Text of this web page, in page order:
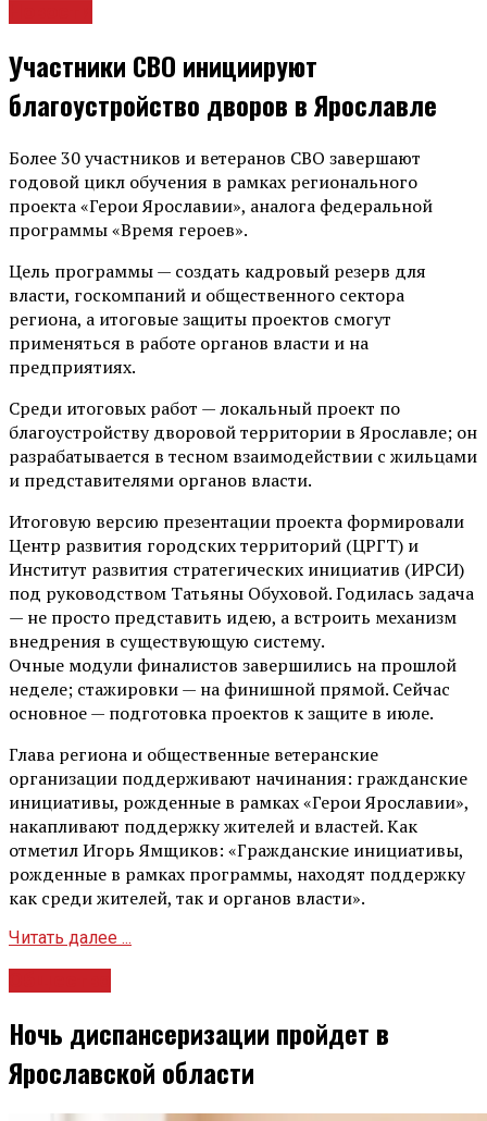
Участники СВО инициируют
благоустройство дворов в Ярославле
Более 30 участников и ветеранов СВО завершают
годовой цикл обучения в рамках регионального
проекта «Герои Ярославии», аналога федеральной
программы «Время героев».
Цель программы — создать кадровый резерв для
власти, госкомпаний и общественного сектора
региона, а итоговые защиты проектов смогут
применяться в работе органов власти и на
предприятиях.
Среди итоговых работ — локальный проект по
благоустройству дворовой территории в Ярославле; он
разрабатывается в тесном взаимодействии с жильцами
и представителями органов власти.
Итоговую версию презентации проекта формировали
Центр развития городских территорий (ЦРГТ) и
Институт развития стратегических инициатив (ИРСИ)
под руководством Татьяны Обуховой. Годилась задача
— не просто представить идею, а встроить механизм
внедрения в существующую систему.
Очные модули финалистов завершились на прошлой
неделе; стажировки — на финишной прямой. Сейчас
основное — подготовка проектов к защите в июле.
Глава региона и общественные ветеранские
организации поддерживают начинания: гражданские
инициативы, рожденные в рамках «Герои Ярославии»,
накапливают поддержку жителей и властей. Как
отметил Игорь Ямщиков: «Гражданские инициативы,
рожденные в рамках программы, находят поддержку
как среди жителей, так и органов власти».
Читать далее ...
Ночь диспансеризации пройдет в
Ярославской области